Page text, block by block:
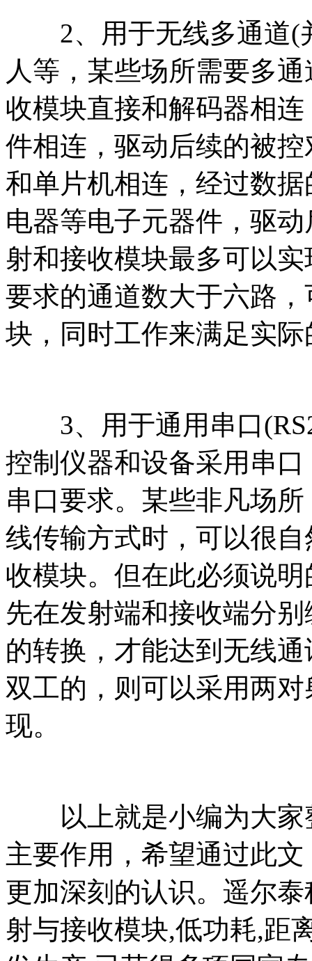
2、用于无线多通道(
人等，某些场所需要多
收模块直接和解码器相
件相连，驱动后续的被
和单片机相连，经过数
电器等电子元器件，驱
射和接收模块最多可以
要求的通道数大于六路
块，同时工作来满足实
3、用于通用串口
控制仪器和设备采用串
串口要求。某些非凡场
线传输方式时，可以很
收模块。但在此必须说
先在发射端和接收端分
的转换，才能达到无线
双工的，则可以采用两
现。
以上就是小编为大家
主要作用，希望通过此
更加深刻的认识。遥尔
射与接收模块,低功耗,距